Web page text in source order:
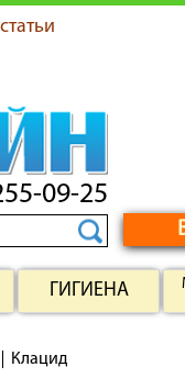
09-25
ГИГИЕНА
Клацид